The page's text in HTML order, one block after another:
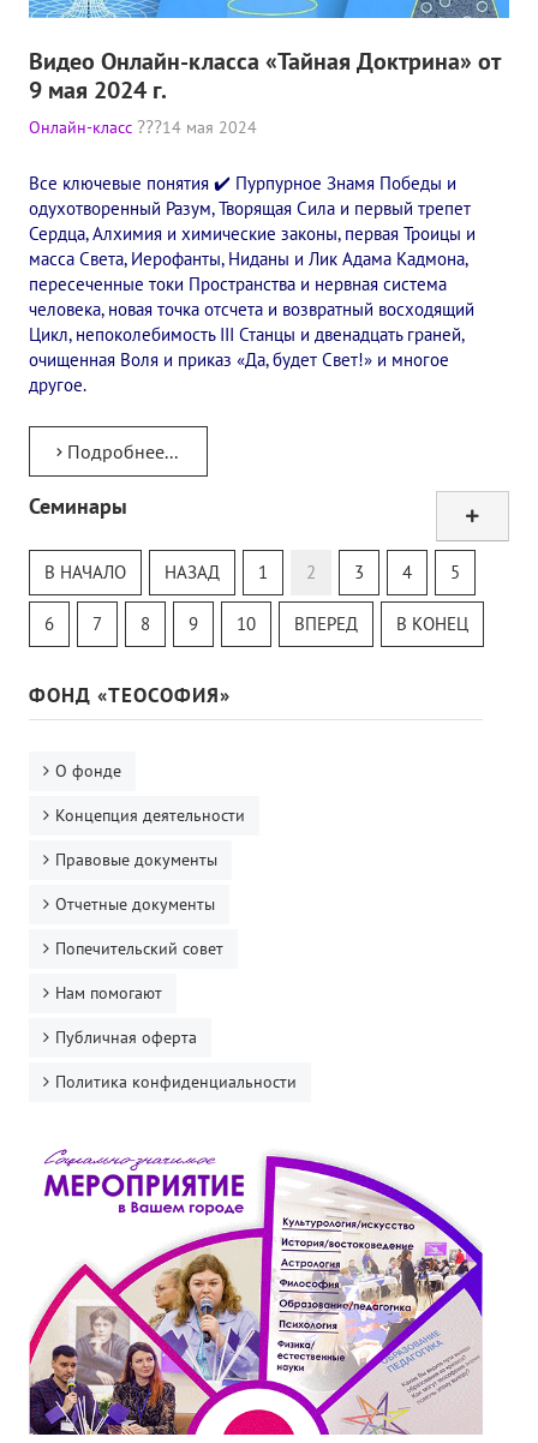
Видео Онлайн-класса «Тайная Доктрина» от
9 мая 2024 г.
Онлайн-класс 14 мая 2024
Все ключевые понятия ✔️ Пурпурное Знамя Победы и
одухотворенный Разум, Творящая Сила и первый трепет
Сердца, Алхимия и химические законы, первая Троицы и
масса Света, Иерофанты, Ниданы и Лик Адама Кадмона,
пересеченные токи Пространства и нервная система
человека, новая точка отсчета и возвратный восходящий
Цикл, непоколебимость III Станцы и двенадцать граней,
очищенная Воля и приказ «Да, будет Свет!» и многое
другое.
Подробнее...
Семинары
Теософский Квизи
Тайная Доктрина
Онлайн-класс
В НАЧАЛО НАЗАД 1 2 3 4 5
6 7 8 9 10 ВПЕРЕД В КОНЕЦ
ФОНД «ТЕОСОФИЯ»
О фонде
Концепция деятельности
Правовые документы
Отчетные документы
Попечительский совет
Нам помогают
Публичная оферта
Политика конфиденциальности